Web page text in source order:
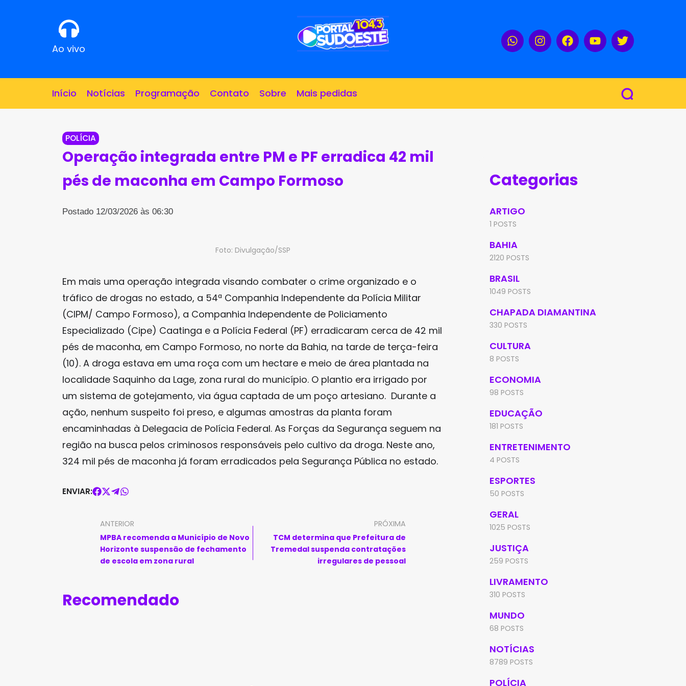
Ao vivo
Início Notícias Programação Contato Sobre Mais pedidas
POLÍCIA
Operação integrada entre PM e PF erradica 42 mil
pés de maconha em Campo Formoso
Postado 12/03/2026 às 06:30
Foto: Divulgação/SSP
Em mais uma operação integrada visando combater o crime organizado e o
tráfico de drogas no estado, a 54ª Companhia Independente da Polícia Militar
(CIPM/ Campo Formoso), a Companhia Independente de Policiamento
Especializado (Cipe) Caatinga e a Polícia Federal (PF) erradicaram cerca de 42 mil
pés de maconha, em Campo Formoso, no norte da Bahia, na tarde de terça-feira
(10). A droga estava em uma roça com um hectare e meio de área plantada na
localidade Saquinho da Lage, zona rural do município. O plantio era irrigado por
um sistema de gotejamento, via água captada de um poço artesiano. Durante a
ação, nenhum suspeito foi preso, e algumas amostras da planta foram
encaminhadas à Delegacia de Polícia Federal. As Forças da Segurança seguem na
região na busca pelos criminosos responsáveis pelo cultivo da droga. Neste ano,
324 mil pés de maconha já foram erradicados pela Segurança Pública no estado.
ENVIAR:
ANTERIOR
MPBA recomenda a Município de Novo
Horizonte suspensão de fechamento
de escola em zona rural
PRÓXIMA
TCM determina que Prefeitura de
Tremedal suspenda contratações
irregulares de pessoal
Recomendado
Categorias
ARTIGO
1 POSTS
BAHIA
2120 POSTS
BRASIL
1049 POSTS
CHAPADA DIAMANTINA
330 POSTS
CULTURA
8 POSTS
ECONOMIA
98 POSTS
EDUCAÇÃO
181 POSTS
ENTRETENIMENTO
4 POSTS
ESPORTES
50 POSTS
GERAL
1025 POSTS
JUSTIÇA
259 POSTS
LIVRAMENTO
310 POSTS
MUNDO
68 POSTS
NOTÍCIAS
8789 POSTS
POLÍCIA